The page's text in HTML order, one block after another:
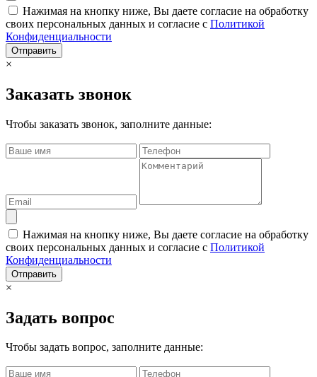
Нажимая на кнопку ниже, Вы даете согласие на обработку
своих персональных данных и согласие с Политикой
Конфиденциальности
Отправить
×
Заказать звонок
Чтобы заказать звонок, заполните данные:
Нажимая на кнопку ниже, Вы даете согласие на обработку
своих персональных данных и согласие с Политикой
Конфиденциальности
Отправить
×
Задать вопрос
Чтобы задать вопрос, заполните данные: